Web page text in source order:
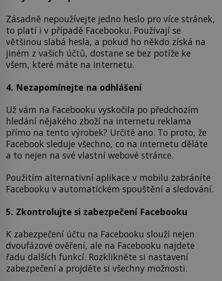
Zásadně nepoužívejte jedno heslo pro více stránek,
to platí i v případě Facebooku. Používají se
většinou slabá hesla, a pokud ho někdo získá na
jiném z vašich účtů, dostane se bez potíže ke
všem, které máte na internetu.
4. Nezapomínejte na odhlášení
Už vám na Facebooku vyskočila po předchozím
hledání nějakého zboží na internetu reklama
přímo na tento výrobek? Určitě ano. To proto, že
Facebook sleduje všechno, co na internetu děláte
a to nejen na své vlastní webové stránce.
Použitím alternativní aplikace v mobilu zabráníte
Facebooku v automatickém spouštění a sledování.
5. Zkontrolujte si zabezpečení Facebooku
K zabezpečení účtu na Facebooku slouží nejen
dvoufázové ověření, ale na Facebooku najdete
řadu dalších funkcí. Rozklikněte si nastavení
zabezpečení a projděte si všechny možnosti.